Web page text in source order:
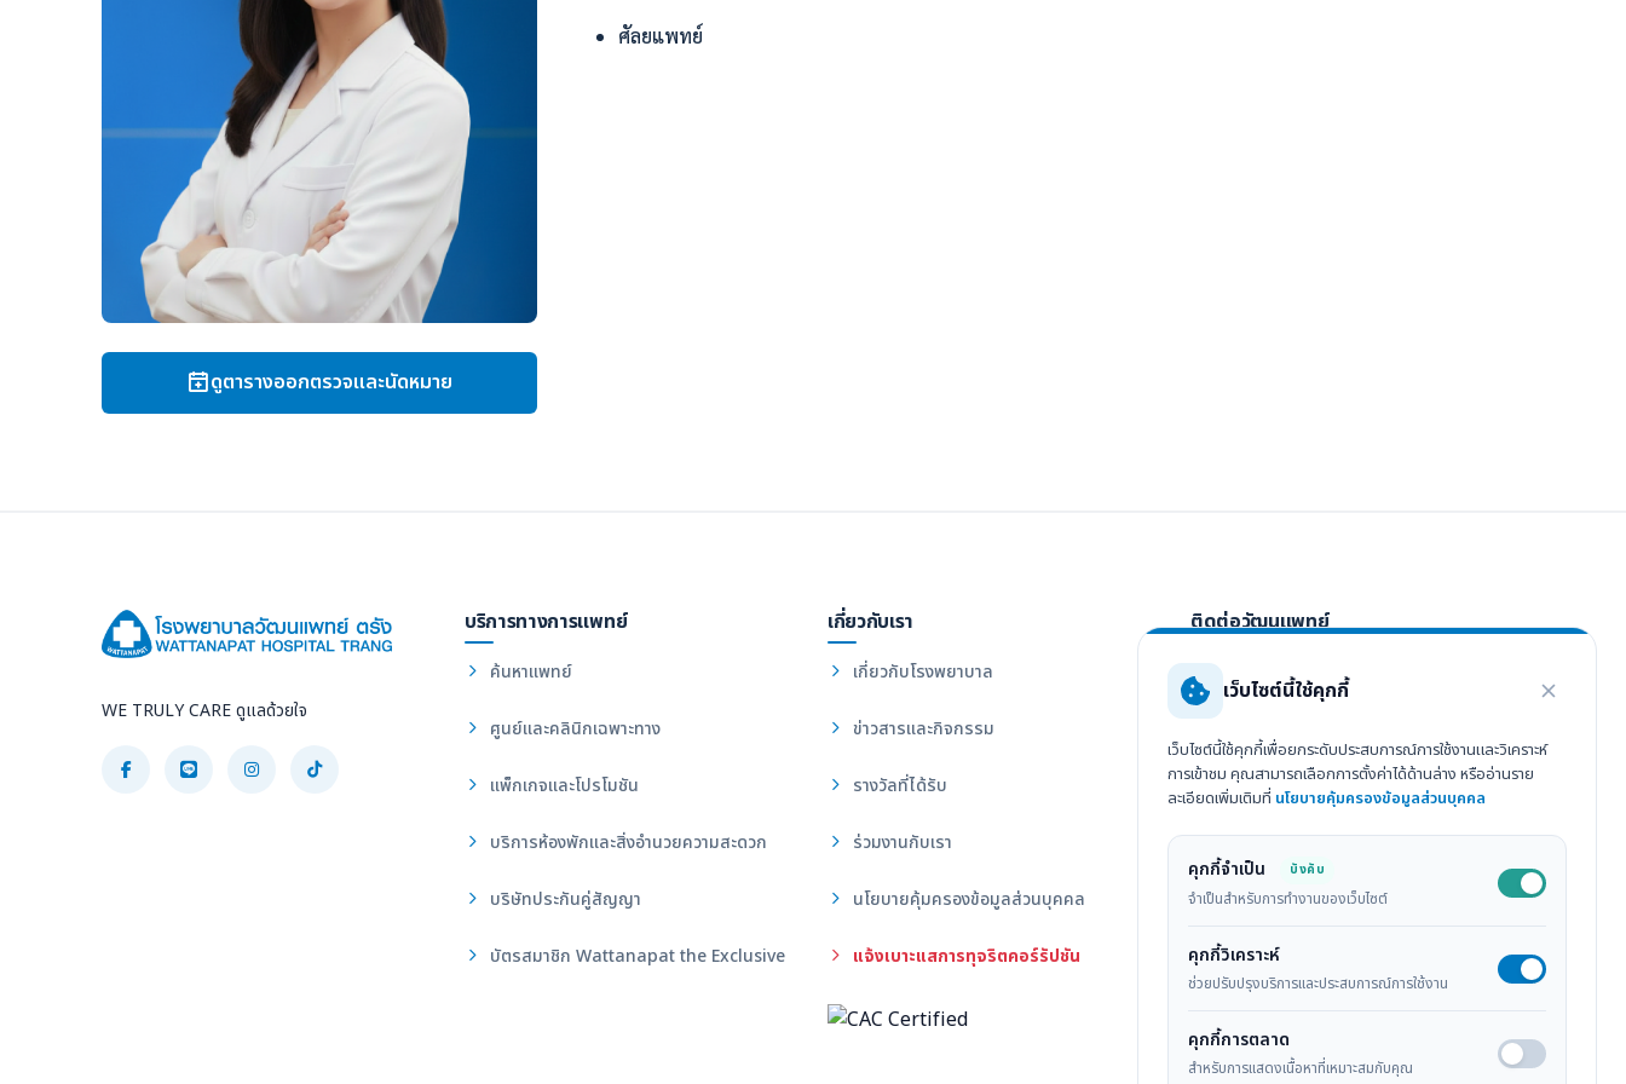
ดูตารางออกตรวจและนัดหมาย
ศัลยแพทย์
WE TRULY CARE ดูแลด้วยใจ
ติดต่อวัฒนแพทย์
กรณีฉุกเฉิน / อุบัติเหตุ
075-205-500
ติดต่อสอบถามทั่วไป
075-205-555
247/2 ถ.พัทลุง ต.ทับเที่ยง อ.เมือง จ.ตรัง
92000
ดูแผนที่ Google Maps
บริการทางการแพทย์
ค้นหาแพทย์
ศูนย์และคลินิกเฉพาะทาง
แพ็กเกจและโปรโมชัน
บริการห้องพักและสิ่งอำนวยความสะดวก
บริษัทประกันคู่สัญญา
บัตรสมาชิก Wattanapat the Exclusive
เกี่ยวกับเรา
เกี่ยวกับโรงพยาบาล
ข่าวสารและกิจกรรม
รางวัลที่ได้รับ
ร่วมงานกับเรา
นโยบายคุ้มครองข้อมูลส่วนบุคคล
แจ้งเบาะแสการทุจริตคอร์รัปชัน
เว็บไซต์นี้ใช้คุกกี้
เว็บไซต์นี้ใช้คุกกี้เพื่อยกระดับประสบการณ์การใช้งานและวิเคราะห์
การเข้าชม คุณสามารถเลือกการตั้งค่าได้ด้านล่าง หรืออ่านราย
ละเอียดเพิ่มเติมที่ นโยบายคุ้มครองข้อมูลส่วนบุคคล
คุกกี้จำเป็น บังคับ
จำเป็นสำหรับการทำงานของเว็บไซต์
คุกกี้วิเคราะห์
ช่วยปรับปรุงบริการและประสบการณ์การใช้งาน
คุกกี้การตลาด
สำหรับการแสดงเนื้อหาที่เหมาะสมกับคุณ